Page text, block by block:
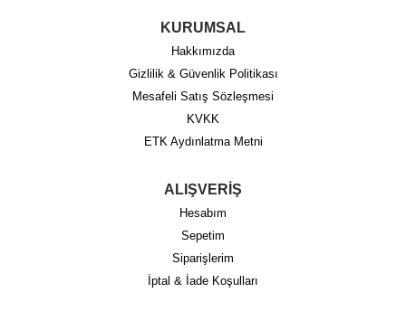
KURUMSAL
Hakkımızda
Gizlilik & Güvenlik Politikası
Mesafeli Satış Sözleşmesi
KVKK
ETK Aydınlatma Metni
ALIŞVERİŞ
Hesabım
Sepetim
Siparişlerim
İptal & İade Koşulları